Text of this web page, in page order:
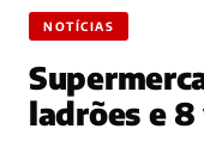
NOTÍCIAS
ladrões e